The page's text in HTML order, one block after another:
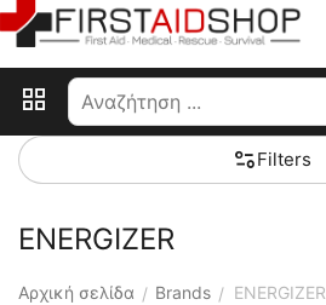
Filters
ENERGIZER
Αρχική σελίδα / Brands / ENERGIZER